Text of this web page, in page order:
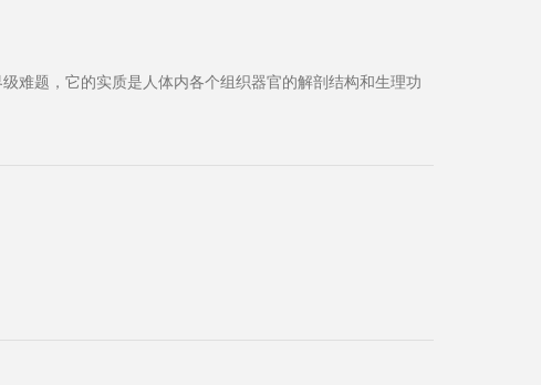
难题，它的实质是人体内各个组织器官的解剖结构和生理功